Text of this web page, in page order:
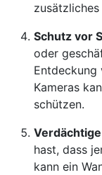
Schutz vor
oder
Kameras
schützen.
hast, dass
kann ein